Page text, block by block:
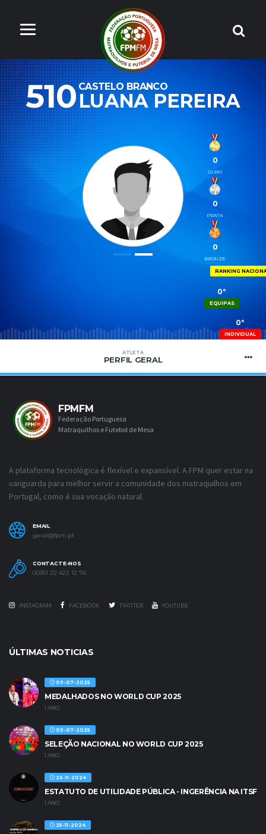
510 CASTELO BRANCO
LUANA PEREIRA
0
OURO
0
PRATA
0
BRONZE
RANKING
0º
EQUIPAS
0º
INDIVIDUAL
ATLETA
PERFIL GERAL
FPMFM
Federação Portuguesa
Matraquilhos e Futebol de Mesa
A plataforma tecnológica é flexível e expansível. A FPM quer estar na
vanguarda para melhor servir a comunidade dos matraquilhos em
Portugal, como é sua vocação natural.
EMAIL
geral@fpm.pt
CONTACTE-NOS
00351 22 422 12 76
INSTAGRAM FACEBOOK TWITTER YOUTUBE
ÚLTIMAS NOTICIAS
09-07-2025
MEDALHADOS NO WORLD CUP 2025
1 ANO
09-07-2025
SELEÇÃO NACIONAL NO WORLD CUP 2025
1 ANO
26-11-2024
ESTATUTO DE UTILIDADE PÚBLICA - INGERÊNCIA NA ITSF
1 ANO
25-11-2024